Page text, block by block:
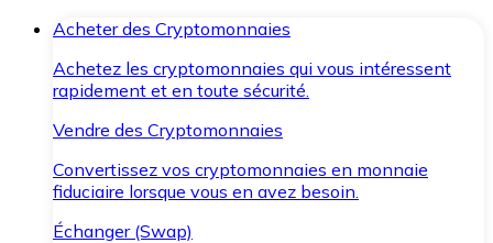
Acheter des Cryptomonnaies
Achetez les cryptomonnaies qui vous intéressent
rapidement et en toute sécurité.
Vendre des Cryptomonnaies
Convertissez vos cryptomonnaies en monnaie
fiduciaire lorsque vous en avez besoin.
Échanger (Swap)